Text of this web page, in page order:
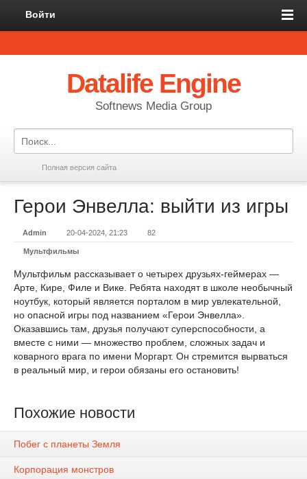
Войти
Datalife Engine
Softnews Media Group
Полная версия сайта
Герои Энвелла: выйти из игры
Admin 20-04-2024, 21:23 82
Мультфильмы
Мультфильм рассказывает о четырех друзьях-геймерах —
Арте, Кире, Филе и Вике. Ребята находят в школе необычный
ноутбук, который является порталом в мир увлекательной,
но опасной игры под названием «Герои Энвелла».
Оказавшись там, друзья получают суперспособности, а
вместе с ними — множество проблем, сложных задач и
коварного врага по имени Моргарт. Он стремится вырваться
в реальный мир, и герои обязаны его остановить!
Похожие новости
Побег с планеты Земля
Корпорация монстров